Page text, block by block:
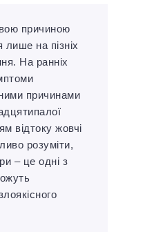
причиною
на пізніх
На ранніх
причинами
відтоку жовчі
розуміти,
– це одні з